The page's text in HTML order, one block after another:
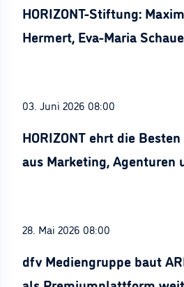
HORIZONT-Stiftung:
Hermert, Eva-Maria
03. Juni 2026 08:00
HORIZONT ehrt die
aus Marketing, Agenturen
28. Mai 2026 08:00
dfv Mediengruppe baut